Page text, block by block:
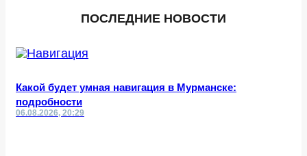
ПОСЛЕДНИЕ НОВОСТИ
Какой будет умная навигация в Мурманске:
подробности
06.08.2026, 20:29